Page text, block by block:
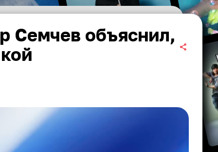
Семчев объяснил,